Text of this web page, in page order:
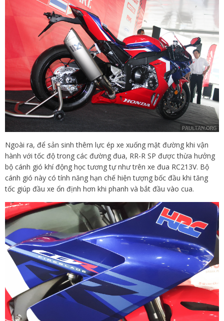
Ngoài ra, để sản sinh thêm lực ép xe xuống mặt đường khi vận
hành với tốc độ trong các đường đua, RR-R SP được thừa hưởng
bộ cánh gió khí động học tương tự như trên xe đua RC213V. Bộ
cánh gió này có tính năng hạn chế hiện tượng bốc đầu khi tăng
tốc giúp đầu xe ổn định hơn khi phanh và bắt đầu vào cua.